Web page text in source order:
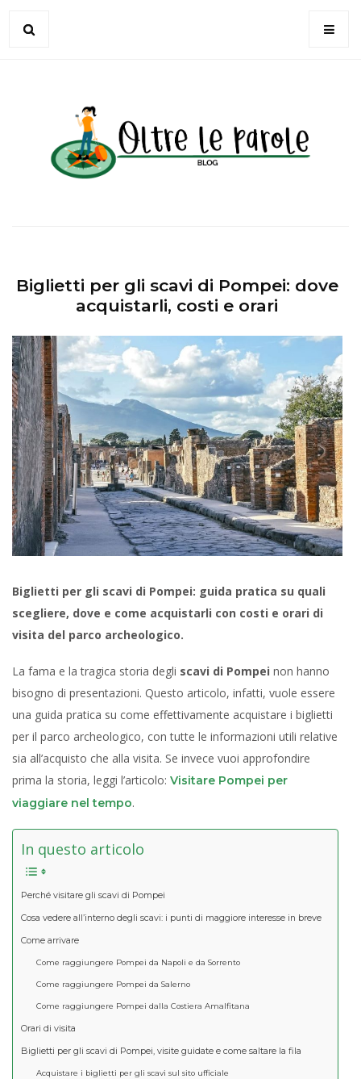
Biglietti per gli scavi di Pompei: dove
acquistarli, costi e orari
Biglietti per gli scavi di Pompei: guida pratica su quali
scegliere, dove e come acquistarli con costi e orari di
visita del parco archeologico.
La fama e la tragica storia degli scavi di Pompei non hanno
bisogno di presentazioni. Questo articolo, infatti, vuole essere
una guida pratica su come effettivamente acquistare i biglietti
per il parco archeologico, con tutte le informazioni utili relative
sia all’acquisto che alla visita. Se invece vuoi approfondire
prima la storia, leggi l’articolo: Visitare Pompei per
viaggiare nel tempo.
In questo articolo
Perché visitare gli scavi di Pompei
Cosa vedere all’interno degli scavi: i punti di maggiore interesse in breve
Come arrivare
Come raggiungere Pompei da Napoli e da Sorrento
Come raggiungere Pompei da Salerno
Come raggiungere Pompei dalla Costiera Amalfitana
Orari di visita
Biglietti per gli scavi di Pompei, visite guidate e come saltare la fila
Acquistare i biglietti per gli scavi sul sito ufficiale